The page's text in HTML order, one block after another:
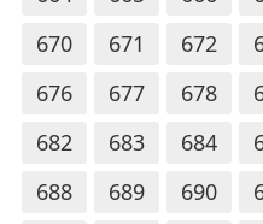
670
671 672
676
677 678
682
683 684
688
689 690